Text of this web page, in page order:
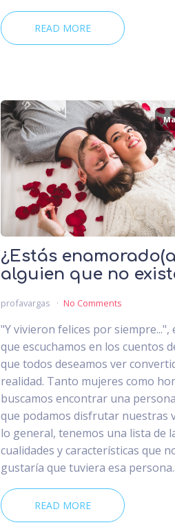
READ MORE
¿Estás
alguien que no
profavargas No Comments
"Y vivieron felices por siempre...",
que escuchamos en los cuentos
que todos deseamos ver
realidad. Tanto mujeres como
buscamos encontrar una
que podamos disfrutar nuestras
lo general, tenemos una lista de
cualidades y características que
gustaría que tuviera esa
READ MORE